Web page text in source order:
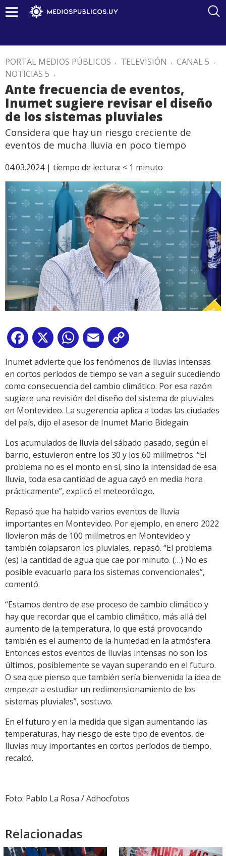
PORTAL MEDIOS PÚBLICOS . TELEVISIÓN . CANAL 5 .
NOTICIAS 5 .
Ante frecuencia de eventos,
Inumet sugiere revisar el diseño
de los sistemas pluviales
Considera que hay un riesgo creciente de
eventos de mucha lluvia en poco tiempo
04.03.2024 | tiempo de lectura: < 1 minuto
Facebook
X WhatsApp
Email
Link
Inumet advierte que los fenómenos de lluvias intensas
en cortos períodos de tiempo se van a seguir sucediendo
como consecuencia del cambio climático. Por esa razón
sugiere una revisión del diseño del sistema de pluviales
en Montevideo. La sugerencia aplica a todas las ciudades
del país, dijo el asesor de Inumet Mario Bidegain.
Los acumulados de lluvia del sábado pasado, según el
barrio, estuvieron entre los 30 y los 60 milímetros. “El
problema no es el monto en sí, sino la intensidad de esa
lluvia, toda esa cantidad de agua cayó en media hora
prácticamente”, explicó el meteorólogo.
Repasó que ha habido varios eventos de lluvia
importantes en Montevideo. Por ejemplo, en enero 2022
llovieron más de 100 milímetros en Montevideo y
también colapsaron los pluviales, repasó. “El problema
(es) la cantidad de agua que cae por minuto. (…) No es
posible evacuarlo para los sistemas convencionales”,
comentó.
“Estamos dentro de ese proceso de cambio climático y
hay que recordar que el cambio climático, más allá del
aumento de la temperatura, lo que está provocando
también es el aumento de la humedad en la atmósfera.
Entonces estos eventos de lluvias intensas no son los
últimos, posiblemente se vayan superando en el futuro.
O sea que pienso que también sería bienvenida la idea de
empezar a estudiar un redimensionamiento de los
sistemas pluviales”, sostuvo.
En el futuro y en la medida que sigan aumentando las
temperaturas, hay riesgo de este tipo de eventos, de
lluvias muy importantes en cortos períodos de tiempo,
recalcó.
Foto: Pablo La Rosa / Adhocfotos
Relacionadas